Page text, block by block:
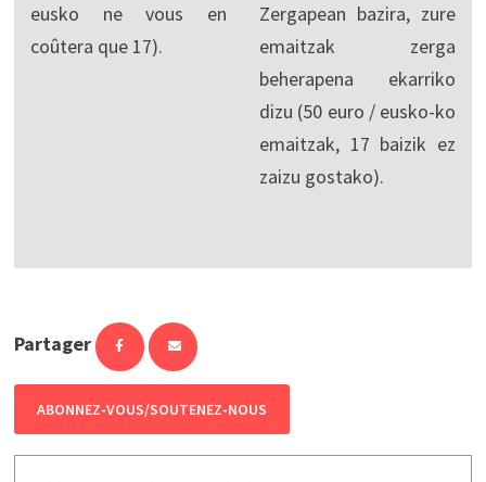
eusko ne vous en
coûtera que 17).
Zergapean bazira, zure
emaitzak zerga
beherapena ekarriko
dizu (50 euro / eusko-ko
emaitzak, 17 baizik ez
zaizu gostako).
Partager
ABONNEZ-VOUS/SOUTENEZ-NOUS